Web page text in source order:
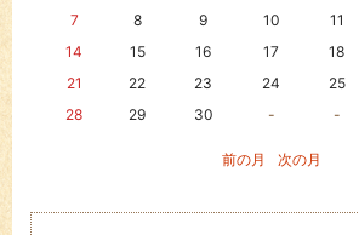
7
8 9 10 11
14
15 16 17 18
21
22 23 24 25
28
29 30 - -
前の月 次の月